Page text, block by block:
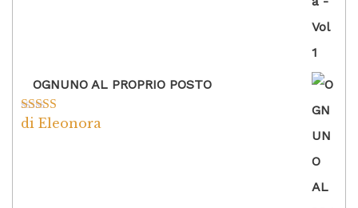
OGNUNO AL PROPRIO POSTO
Valutato5su
di Eleonora